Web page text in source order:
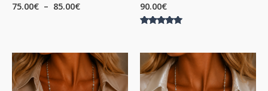
75.00€ – 85.00€
90.00€